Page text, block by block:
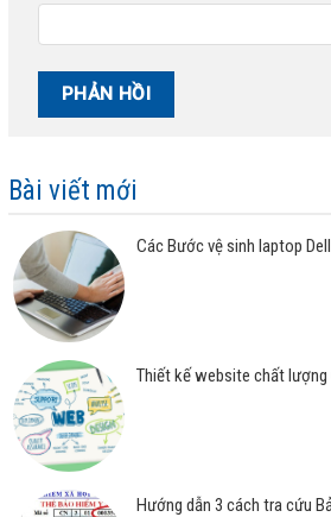
Bài viết mới
Các Bước vệ sinh laptop
Thiết kế website chất lượng
Hướng dẫn 3 cách tra cứu